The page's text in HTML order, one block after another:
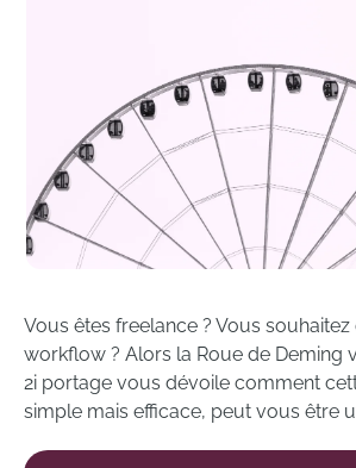
Vous êtes freelance ? Vous
workflow ? Alors la Roue de Deming
2i portage vous dévoile comment
simple mais efficace, peut vous être